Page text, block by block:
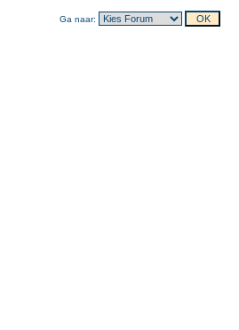
Ga naar: